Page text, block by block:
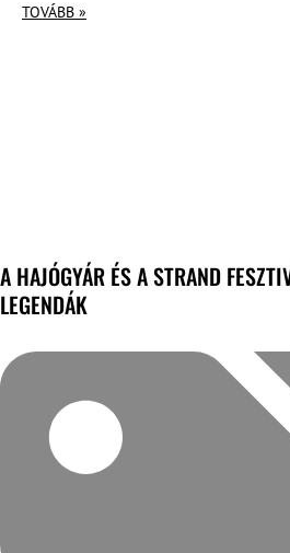
TOVÁBB »
A HAJÓGYÁR ÉS A STRAND
LEGENDÁK